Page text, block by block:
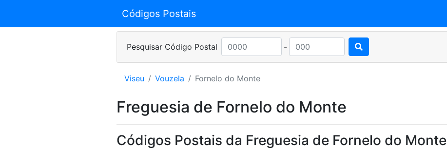
Códigos Postais
Pesquisar Código Postal -
Viseu Vouzela Fornelo do Monte
Freguesia de Fornelo do Monte
Códigos Postais da Freguesia de Fornelo do Monte